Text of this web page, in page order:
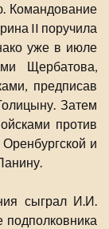
Командование
II поручила
уже в июле
Щербатова,
предписав
Затем
против
и
сыграл И.И.
подполковника